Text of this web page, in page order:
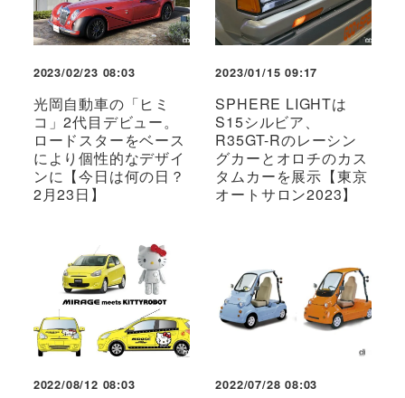
2023/02/23 08:03
光岡自動車の「ヒミ
コ」2代目デビュー。
ロードスターをベース
により個性的なデザイ
ンに【今日は何の日？
2月23日】
2023/01/15 09:17
SPHERE LIGHTは
S15シルビア、
R35GT-Rのレーシン
グカーとオロチのカス
タムカーを展示【東京
オートサロン2023】
2022/08/12 08:03 2022/07/28 08:03